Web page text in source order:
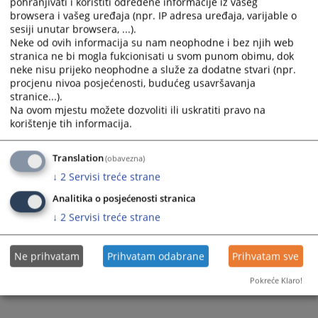
calendar
and
select
a
date.
Press
the
question
mark
key
to
the
keyboard
shortcuts
for
changing
calendar
and
select
a
date.
Press
the
question
mark
key
to
get
the
keyboard
shortcuts
for
changing
Trenutno nema vijesti
browsera i vašeg uređaja (npr. IP adresa uređaja, varijable o
sesiji unutar browsera, ...).
Neke od ovih informacija su nam neophodne i bez njih web
stranica ne bi mogla fukcionisati u svom punom obimu, dok
neke nisu prijeko neophodne a služe za dodatne stvari (npr.
procjenu nivoa posjećenosti, budućeg usavršavanja
stranice...).
Na ovom mjestu možete dozvoliti ili uskratiti pravo na
korištenje tih informacija.
Translation(obavezna)
↓ 2 Servisi treće strane
Analitika o posjećenosti stranica
↓ 2 Servisi treće strane
Ne prihvatam Prihvatam odabrane Prihvatam sve
Pokreće Klaro!